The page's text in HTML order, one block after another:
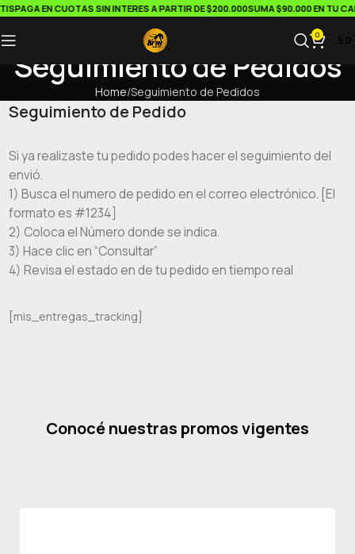
EN CUOTAS SIN INTERES A PARTIR DE $200.000SUMA $90.000 EN TU
0
Seguimiento de Pedidos
Home Seguimiento de Pedidos
Seguimiento de Pedido
Si ya realizaste tu pedido podes hacer el seguimiento del
envió.
1) Busca el numero de pedido en el correo electrónico. [El
formato es #1234]
2) Coloca el Número donde se indica.
3) Hace clic en “Consultar”
4) Revisa el estado en de tu pedido en tiempo real
[mis_entregas_tracking]
Conocé nuestras promos vigentes